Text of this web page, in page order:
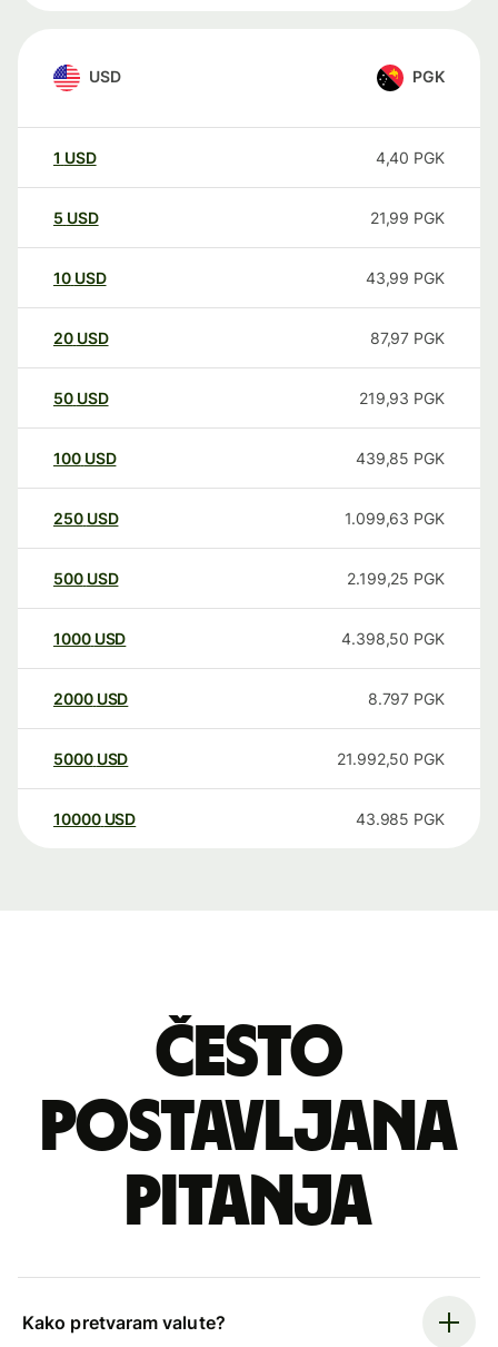
USD PGK
1 USD 4,40 PGK
5 USD 21,99 PGK
10 USD 43,99 PGK
20 USD 87,97 PGK
50 USD 219,93 PGK
100 USD 439,85 PGK
250 USD 1.099,63 PGK
500 USD 2.199,25 PGK
1000 USD 4.398,50 PGK
2000 USD 8.797 PGK
5000 USD 21.992,50 PGK
10000 USD 43.985 PGK
Često
postavljana
pitanja
Kako pretvaram valute?